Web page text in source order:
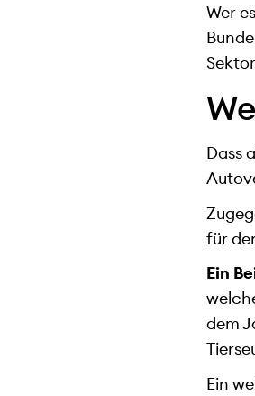
Wer
Dass
für
Ein
dem
Ein